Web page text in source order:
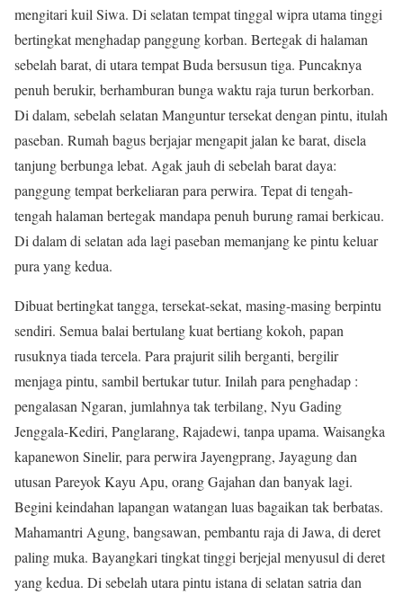
mengitari kuil Siwa. Di selatan tempat tinggal wipra utama tinggi
bertingkat menghadap panggung korban. Bertegak di halaman
sebelah barat, di utara tempat Buda bersusun tiga. Puncaknya
penuh berukir, berhamburan bunga waktu raja turun berkorban.
Di dalam, sebelah selatan Manguntur tersekat dengan pintu, itulah
paseban. Rumah bagus berjajar mengapit jalan ke barat, disela
tanjung berbunga lebat. Agak jauh di sebelah barat daya:
panggung tempat berkeliaran para perwira. Tepat di tengah-
tengah halaman bertegak mandapa penuh burung ramai berkicau.
Di dalam di selatan ada lagi paseban memanjang ke pintu keluar
pura yang kedua.
Dibuat bertingkat tangga, tersekat-sekat, masing-masing berpintu
sendiri. Semua balai bertulang kuat bertiang kokoh, papan
rusuknya tiada tercela. Para prajurit silih berganti, bergilir
menjaga pintu, sambil bertukar tutur. Inilah para penghadap :
pengalasan Ngaran, jumlahnya tak terbilang, Nyu Gading
Jenggala-Kediri, Panglarang, Rajadewi, tanpa upama. Waisangka
kapanewon Sinelir, para perwira Jayengprang, Jayagung dan
utusan Pareyok Kayu Apu, orang Gajahan dan banyak lagi.
Begini keindahan lapangan watangan luas bagaikan tak berbatas.
Mahamantri Agung, bangsawan, pembantu raja di Jawa, di deret
paling muka. Bayangkari tingkat tinggi berjejal menyusul di deret
yang kedua. Di sebelah utara pintu istana di selatan satria dan